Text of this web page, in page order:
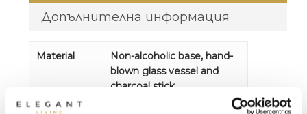
Допълнителна информация
Material
Non-alcoholic base, hand-
blown glass vessel and
charcoal stick